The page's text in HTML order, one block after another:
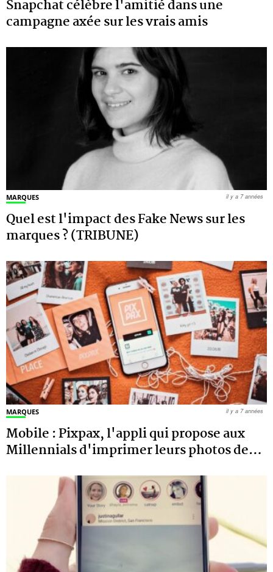
Snapchat célèbre l'amitié dans une
campagne axée sur les vrais amis
MARQUES
Quel est l'impact des Fake News sur les
marques ? (TRIBUNE)
il y a 7 années
MARQUES
Mobile : Pixpax, l'appli qui propose aux
Millennials d'imprimer leurs photos de…
il y a 7 années